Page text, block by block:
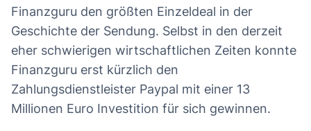
Finanzguru den größten Einzeldeal in der
Geschichte der Sendung. Selbst in den derzeit
eher schwierigen wirtschaftlichen Zeiten konnte
Finanzguru erst kürzlich den
Zahlungsdienstleister Paypal mit einer 13
Millionen Euro Investition für sich gewinnen.